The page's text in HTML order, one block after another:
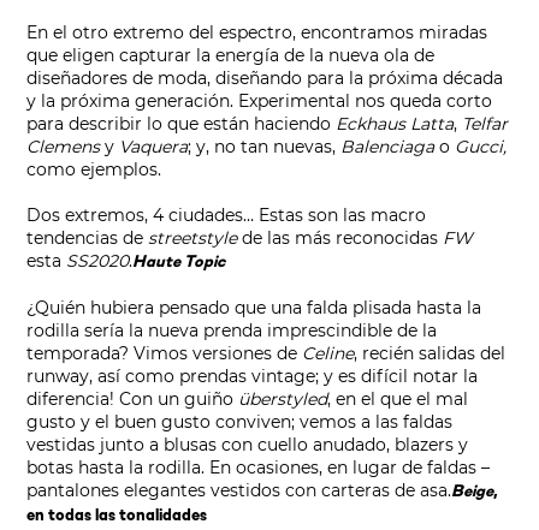
En el otro extremo del espectro, encontramos miradas
que eligen capturar la energía de la nueva ola de
diseñadores de moda, diseñando para la próxima década
y la próxima generación. Experimental nos queda corto
para describir lo que están haciendo Eckhaus Latta, Telfar
Clemensy Vaquera; y, no tan nuevas, Balenciagao Gucci,
como ejemplos.
Dos extremos, 4 ciudades… Estas son las macro
tendencias de streetstylede las más reconocidas FW
esta SS2020.Haute Topic
¿Quién hubiera pensado que una falda plisada hasta la
rodilla sería la nueva prenda imprescindible de la
temporada? Vimos versiones de Celine, recién salidas del
runway, así como prendas vintage; y es difícil notar la
diferencia! Con un guiño überstyled, en el que el mal
gusto y el buen gusto conviven; vemos a las faldas
vestidas junto a blusas con cuello anudado, blazers y
botas hasta la rodilla. En ocasiones, en lugar de faldas –
pantalones elegantes vestidos con carteras de asa.Beige,
en todas las tonalidades